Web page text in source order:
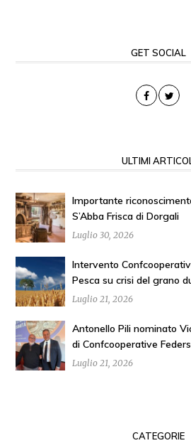
GET SOCIAL
ULTIMI
Importante
S’Abba Frisca di Dorgali
Luglio 30, 2026
Intervento
Pesca su crisi del grano
Luglio 21, 2026
Antonello Pili nominato
di Confcooperative
Luglio 21, 2026
CATEGORIE